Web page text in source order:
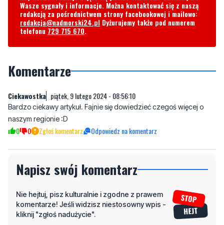
Komentarze
Bardzo ciekawy artykuł. Fajnie się dowiedzieć czegoś więcej o
0 0 Zgłoś komentarz Odpowiedz na komentarz
Napisz swój komentarz
komentarze! Jeśli widzisz niestosowny wpis -
kliknij "zgłoś nadużycie".
Imię / Podpis